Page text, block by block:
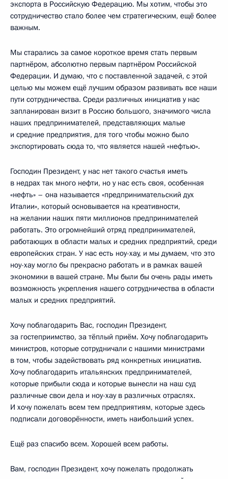
экспорта в Российскую Федерацию. Мы хотим, чтобы это
сотрудничество стало более чем стратегическим, ещё более
важным.
Мы старались за самое короткое время стать первым
партнёром, абсолютно первым партнёром Российской
Федерации. И думаю, что с поставленной задачей, с этой
целью мы можем ещё лучшим образом развивать все наши
пути сотрудничества. Среди различных инициатив у нас
запланирован визит в Россию большого, значимого числа
наших предпринимателей, представляющих малые
и средние предприятия, для того чтобы можно было
экспортировать сюда то, что является нашей «нефтью».
Господин Президент, у нас нет такого счастья иметь
в недрах так много нефти, но у нас есть своя, особенная
«нефть» – она называется «предпринимательский дух
Италии», который основывается на креативности,
на желании наших пяти миллионов предпринимателей
работать. Это огромнейший отряд предпринимателей,
работающих в области малых и средних предприятий, среди
европейских стран. У нас есть ноу-хау, и мы думаем, что это
ноу-хау могло бы прекрасно работать и в рамках вашей
экономики в вашей стране. Мы были бы очень рады иметь
возможность укрепления нашего сотрудничества в области
малых и средних предприятий.
Хочу поблагодарить Вас, господин Президент,
за гостеприимство, за тёплый приём. Хочу поблагодарить
министров, которые сотрудничали с нашими министрами
в том, чтобы задействовать ряд конкретных инициатив.
Хочу поблагодарить итальянских предпринимателей,
которые прибыли сюда и которые вынесли на наш суд
различные свои дела и ноу-хау в различных отраслях.
И хочу пожелать всем тем предприятиям, которые здесь
подписали договорённости, иметь наибольший успех.
Ещё раз спасибо всем. Хорошей всем работы.
Вам, господин Президент, хочу пожелать продолжать